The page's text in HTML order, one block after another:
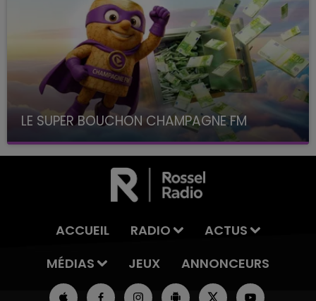
LE SUPER BOUCHON CHAMPAGNE FM
avec La Famille Champagne FM, à 8H10
ACCUEIL RADIO
ACTUS
MÉDIAS
JEUX ANNONCEURS